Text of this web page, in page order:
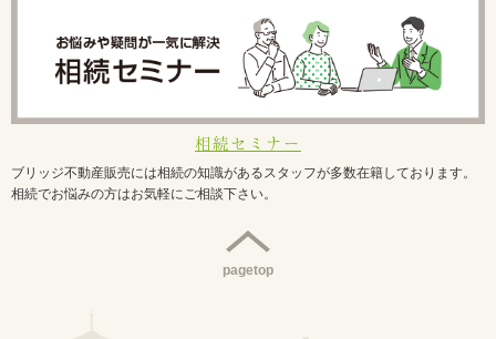
相続セミナー
ブリッジ不動産販売には相続の知識があるスタッフが多数在籍しております。
相続でお悩みの方はお気軽にご相談下さい。
pagetop